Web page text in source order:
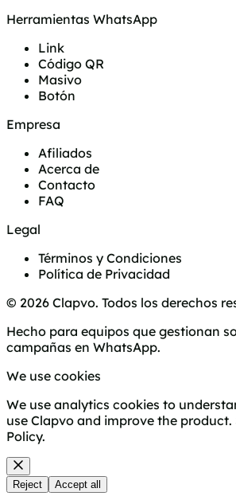
Herramientas WhatsApp
Link
Código QR
Masivo
Botón
Empresa
Afiliados
Acerca de
Contacto
FAQ
Legal
Términos y Condiciones
Política de Privacidad
© 2026 Clapvo. Todos los derechos
Hecho para equipos que gestionan
campañas en WhatsApp.
We use cookies
We use analytics cookies to
use Clapvo and improve the product.
Policy.
Reject Accept all